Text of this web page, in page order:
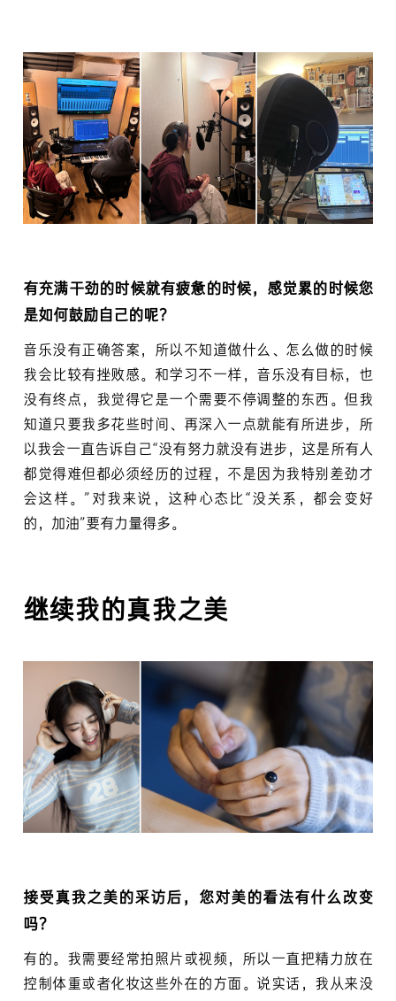
有充满干劲的时候就有疲惫的时候，感觉累的时候您
是如何鼓励自己的呢？
音乐没有正确答案，所以不知道做什么、怎么做的时候
我会比较有挫败感。和学习不一样，音乐没有目标，也
没有终点，我觉得它是一个需要不停调整的东西。但我
知道只要我多花些时间、再深入一点就能有所进步，所
以我会一直告诉自己“没有努力就没有进步，这是所有人
都觉得难但都必须经历的过程，不是因为我特别差劲才
会这样。”对我来说，这种心态比“没关系，都会变好
的，加油”要有力量得多。
继续我的真我之美
接受真我之美的采访后，您对美的看法有什么改变
吗？
有的。我需要经常拍照片或视频，所以一直把精力放在
控制体重或者化妆这些外在的方面。说实话，我从来没